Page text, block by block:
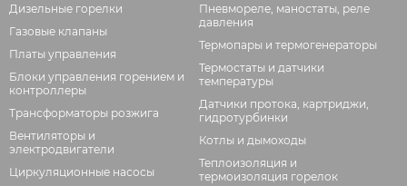
Дизельные горелки
Газовые клапаны
Платы управления
Блоки управления горением и
контроллеры
Трансформаторы розжига
Вентиляторы и
электродвигатели
Циркуляционные насосы
Пневмореле, маностаты, реле
давления
Термопары и термогенераторы
Термостаты и датчики
температуры
Датчики протока, картриджи,
гидротурбинки
Котлы и дымоходы
Теплоизоляция и
термоизоляция горелок